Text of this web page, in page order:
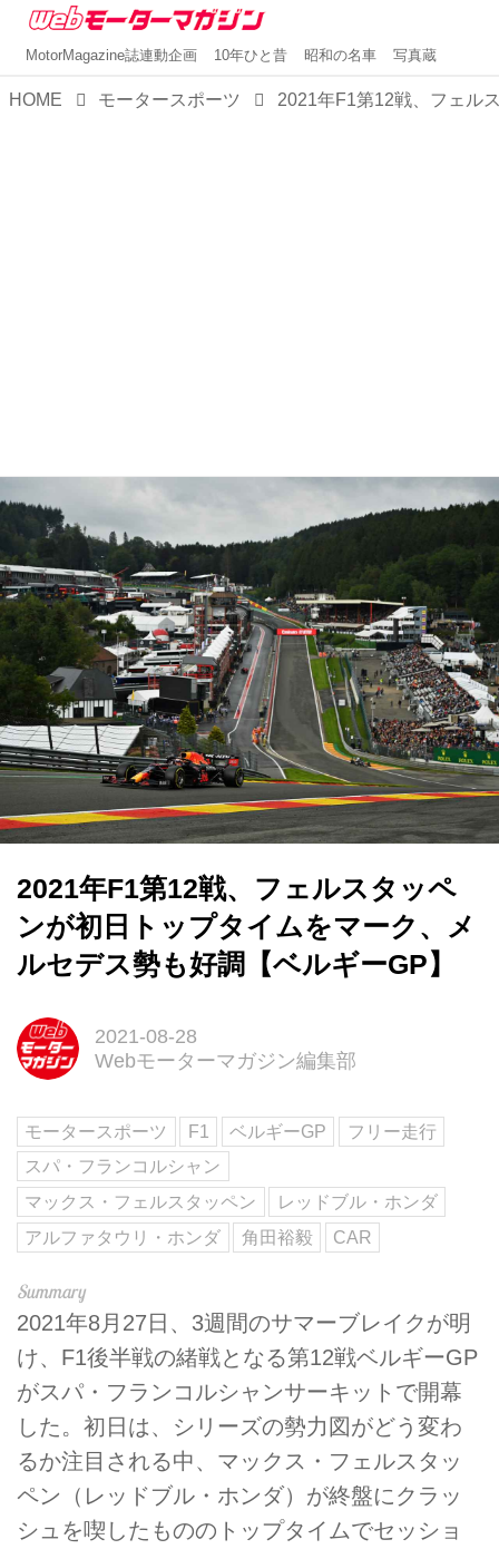
MotorMagazine誌連動企画 10年ひと昔 昭和の名車 写真蔵
HOME モータースポーツ
2021年F1第12戦、フェルスタッペ
ンが初日トップタイムをマーク、メ
ルセデス勢も好調【ベルギーGP】
2021-08-28
Webモーターマガジン編集部
モータースポーツ F1 ベルギーGP
フリー走行
スパ・フランコルシャン
マックス・フェルスタッペン
レッドブル・ホンダ
アルファタウリ・ホンダ
角田裕毅 CAR
2021年8月27日、3週間のサマーブレイクが明
け、F1後半戦の緒戦となる第12戦ベルギーGP
がスパ・フランコルシャンサーキットで開幕
した。初日は、シリーズの勢力図がどう変わ
るか注目される中、マックス・フェルスタッ
ペン（レッドブル・ホンダ）が終盤にクラッ
シュを喫したもののトップタイムでセッショ